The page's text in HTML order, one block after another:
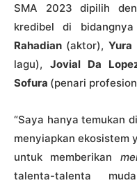
SMA 2023 dipilih
kredibel di
Rahadian (aktor),Yura
lagu), Jovial Da
Sofura (penari
“Saya hanya temukan
menyiapkan ekosistem
untuk memberikan
talenta-talenta